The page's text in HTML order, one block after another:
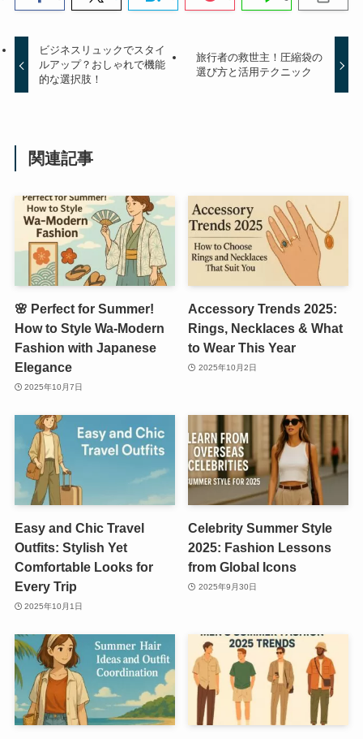
ビジネスリュックでスタイ
ルアップ？おしゃれで機能
的な選択肢！
旅行者の救世主！圧縮袋の
選び方と活用テクニック
関連記事
🌸 Perfect for Summer!
How to Style Wa-Modern
Fashion with Japanese
Elegance
2025年10月7日
Accessory Trends 2025:
Rings, Necklaces & What
to Wear This Year
2025年10月2日
Easy and Chic Travel
Outfits: Stylish Yet
Comfortable Looks for
Every Trip
2025年10月1日
Celebrity Summer Style
2025: Fashion Lessons
from Global Icons
2025年9月30日